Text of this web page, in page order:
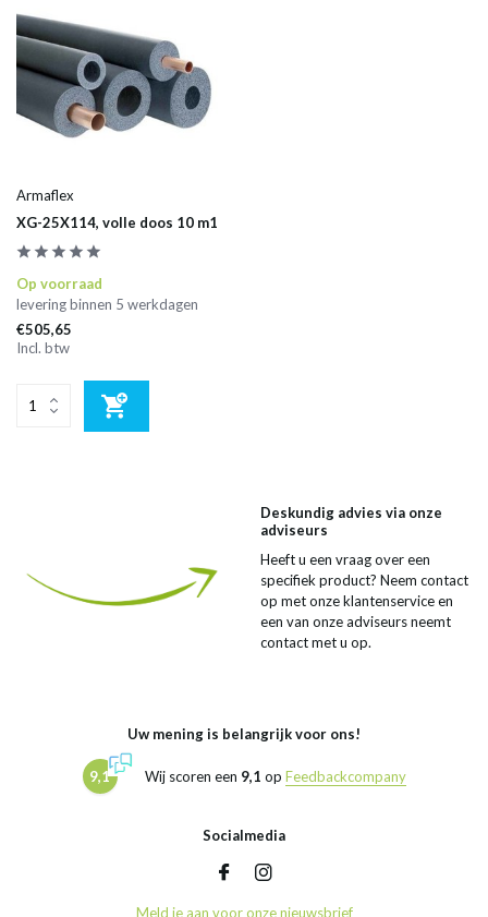
Armaflex
XG-25X114, volle doos 10 m1
Op voorraad
levering binnen 5 werkdagen
€505,65
Incl. btw
Deskundig advies via onze
adviseurs
Heeft u een vraag over een
specifiek product? Neem contact
op met onze klantenservice en
een van onze adviseurs neemt
contact met u op.
Uw mening is belangrijk voor ons!
9,1 Wij scoren een 9,1 op Feedbackcompany
Socialmedia
Meld je aan voor onze nieuwsbrief